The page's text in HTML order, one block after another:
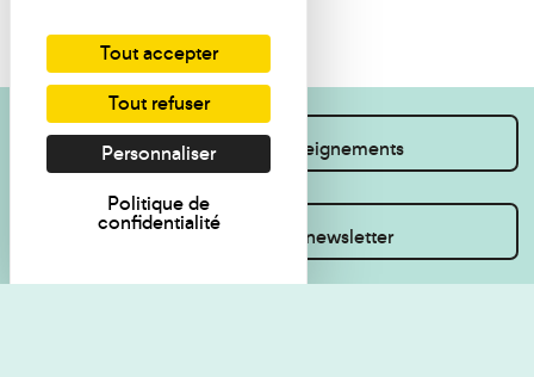
Je souhaite des renseignements
Inscrivez-vous à la newsletter
Tout accepter
Tout refuser
Personnaliser
Politique de
confidentialité